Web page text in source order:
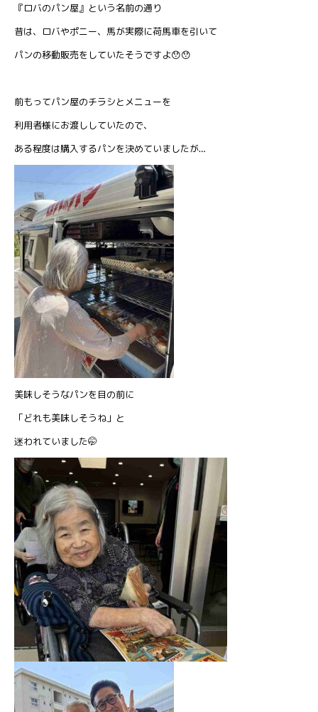
『ロバのパン屋』という名前の通り
昔は、ロバやポニー、馬が実際に荷馬車を引いて
パンの移動販売をしていたそうですよ😯😯
前もってパン屋のチラシとメニューを
利用者様にお渡ししていたので、
ある程度は購入するパンを決めていましたが…
美味しそうなパンを目の前に
「どれも美味しそうね」と
迷われていました🤭